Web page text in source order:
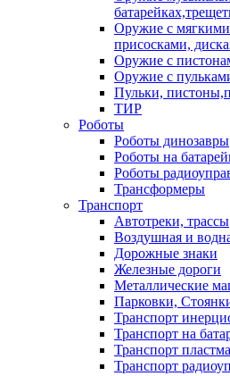
Оружие с
присосками,
Оружие с
Оружие с
Пульки,
ТИР
Роботы
Роботы динозавры
Роботы на
Роботы
Трансформеры
Транспорт
Автотреки, трассы
Воздушная и
Дорожные знаки
Железные дороги
Металлические
Парковки,
Транспорт
Транспорт на
Транспорт
Транспорт